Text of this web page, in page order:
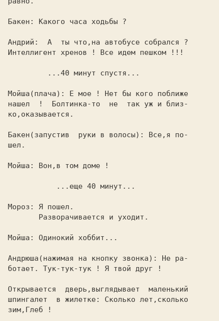
Бакен: Какого часа ходьбы ?
Андрий:  А  ты что,на автобусе собрался ?
Интеллигент хренов ! Все идем пешком !!!
         ...40 минут спустя...
Мойша(плача): Е мое ! Нет бы кого поближе
нашел  !  Болтинка-то  не  так уж и близ-
ко,оказывается.
Бакен(запустив  руки в волосы): Все,я по-
шел.
Мойша: Вон,в том доме !
           ...еще 40 минут...
Мороз: Я пошел.
Мойша: Одинокий хоббит...
Андрюша(нажимая на кнопку звонка): Не ра-
ботает. Тук-тук-тук ! Я твой друг !
Открывается  дверь,выглядывает  маленький
шпингалет  в жилетке: Сколько лет,сколько
зим,Глеб !